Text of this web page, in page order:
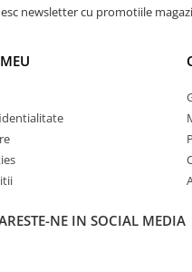
newsletter cu promotiile
NE IN SOCIAL MEDIA